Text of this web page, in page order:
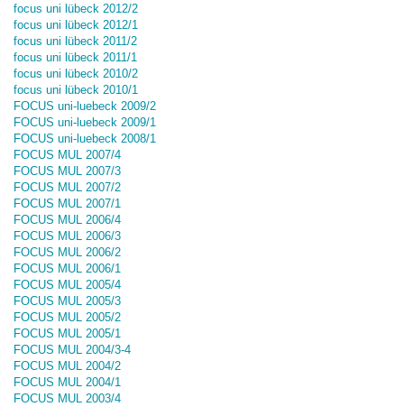
focus uni lübeck 2012/2
focus uni lübeck 2012/1
focus uni lübeck 2011/2
focus uni lübeck 2011/1
focus uni lübeck 2010/2
focus uni lübeck 2010/1
FOCUS uni-luebeck 2009/2
FOCUS uni-luebeck 2009/1
FOCUS uni-luebeck 2008/1
FOCUS MUL 2007/4
FOCUS MUL 2007/3
FOCUS MUL 2007/2
FOCUS MUL 2007/1
FOCUS MUL 2006/4
FOCUS MUL 2006/3
FOCUS MUL 2006/2
FOCUS MUL 2006/1
FOCUS MUL 2005/4
FOCUS MUL 2005/3
FOCUS MUL 2005/2
FOCUS MUL 2005/1
FOCUS MUL 2004/3-4
FOCUS MUL 2004/2
FOCUS MUL 2004/1
FOCUS MUL 2003/4